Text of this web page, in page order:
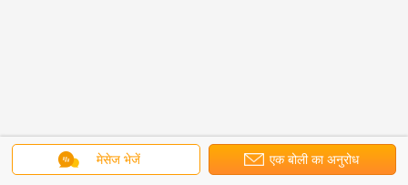
मेसेज भेजें एक बोली का अनुरोध